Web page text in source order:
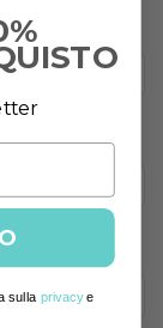
sulla privacye